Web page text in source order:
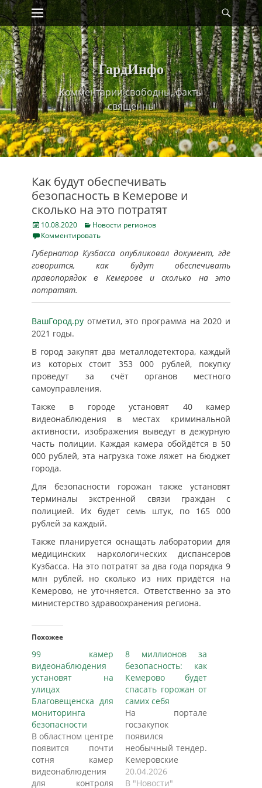
Skip
to
content
Primary Menu
ГардИнфо
Комментарии свободны, факты
священны
Как будут обеспечивать
безопасность в Кемерове и
сколько на это потратят
Posted
on
10.08.2020 Categories
Новости регионов
Комментировать
Губернатор Кузбасса опубликовал документ, где
говорится, как будут обеспечивать
правопорядок в Кемерове и сколько на это
потратят.
ВашГород.ру отметил, это программа на 2020 и
2021 годы.
В город закупят два металлодетектора, каждый
из которых стоит 353 000 рублей, покупку
проведут за счёт органов местного
самоуправления.
Также в городе установят 40 камер
видеонаблюдения в местах криминальной
активности, изображения выведут в дежурную
часть полиции. Каждая камера обойдётся в 50
000 рублей, эта нагрузка тоже ляжет на бюджет
города.
Для безопасности горожан также установят
терминалы экстренной связи граждан с
полицией. Их будет семь штук, по 165 000
рублей за каждый.
Также планируется оснащать лаборатории для
медицинских наркологических диспансеров
Кузбасса. На это потратят за два года порядка 9
млн рублей, но сколько из них придётся на
Кемерово, не уточняется. Ответственно за это
министерство здравоохранения региона.
Похожее
99 камер
видеонаблюдения
установят на
улицах
Благовещенска для
мониторинга
безопасности
В областном центре
появится почти
сотня камер
видеонаблюдения
для контроля
8 миллионов за
безопасность: как
Кемерово будет
спасать горожан от
самих себя
На портале
госзакупок
появился
необычный тендер.
Кемеровские
власти ищут
подрядчика,
20.04.2026
В "Новости"